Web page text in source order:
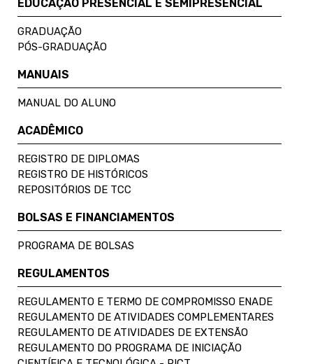
EDUCAÇÃO PRESENCIAL E SEMIPRESENCIAL
GRADUAÇÃO
PÓS-GRADUAÇÃO
MANUAIS
MANUAL DO ALUNO
ACADÊMICO
REGISTRO DE DIPLOMAS
REGISTRO DE HISTÓRICOS
REPOSITÓRIOS DE TCC
BOLSAS E FINANCIAMENTOS
PROGRAMA DE BOLSAS
REGULAMENTOS
REGULAMENTO E TERMO DE COMPROMISSO ENADE
REGULAMENTO DE ATIVIDADES COMPLEMENTARES
REGULAMENTO DE ATIVIDADES DE EXTENSÃO
REGULAMENTO DO PROGRAMA DE INICIAÇÃO